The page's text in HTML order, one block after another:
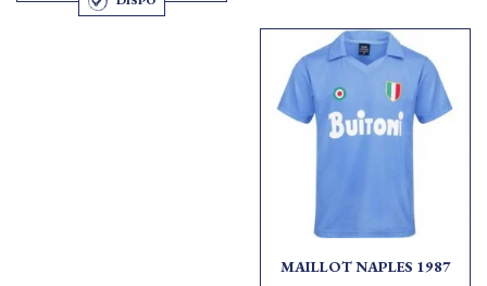
MAILLOT NAPLES 1987